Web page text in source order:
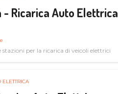
- Ricarica Auto Elettrica
stazioni per la ricarica di veicoli elettrici
ELETTRICA